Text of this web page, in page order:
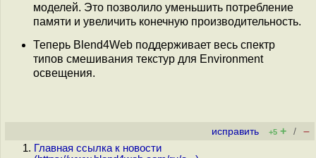
моделей. Это позволило уменьшить потребление
памяти и увеличить конечную производительность.
Теперь Blend4Web поддерживает весь спектр
типов смешивания текстур для Environment
освещения.
исправить +5 + / –
Главная ссылка к новости